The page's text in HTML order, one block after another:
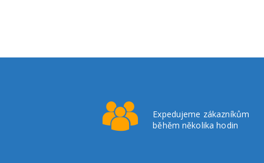
Expedujeme zákazníkům
běhěm několika hodin